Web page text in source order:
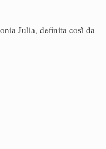
Julia, definita così da